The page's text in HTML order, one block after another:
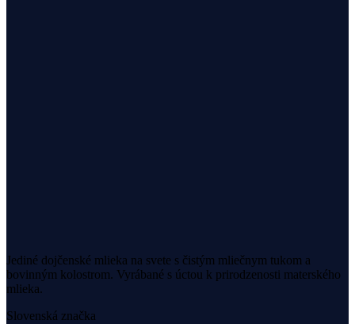
Jediné dojčenské mlieka na svete s čistým mliečnym tukom a
bovinným kolostrom. Vyrábané s úctou k prirodzenosti materského
mlieka.
Slovenská značka